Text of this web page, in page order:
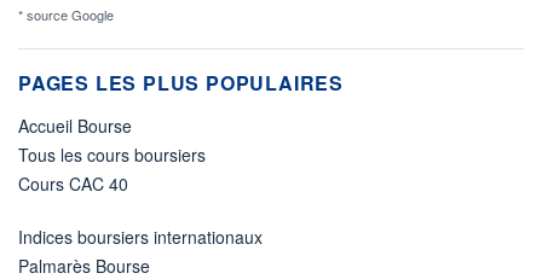
* source Google
PAGES LES PLUS POPULAIRES
Accueil Bourse
Tous les cours boursiers
Cours CAC 40
Indices boursiers internationaux
Palmarès Bourse